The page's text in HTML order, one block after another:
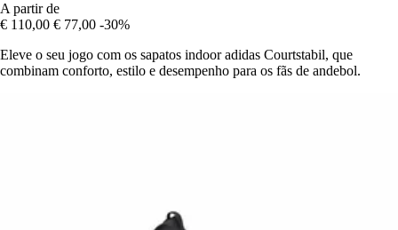
A partir de
€ 110,00 € 77,00 -30%
Eleve o seu jogo com os sapatos indoor adidas Courtstabil, que
combinam conforto, estilo e desempenho para os fãs de andebol.